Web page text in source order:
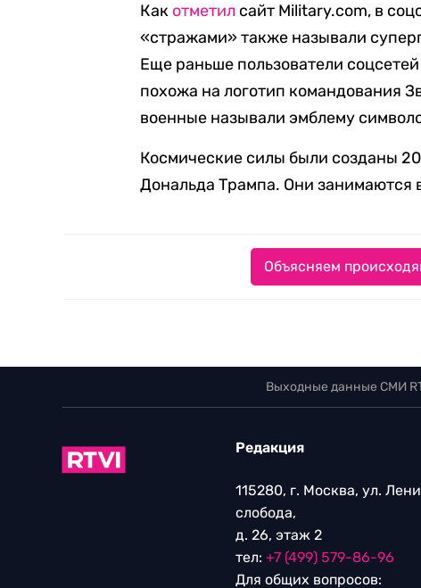
Как отметил сайт Military.com, в
«стражами» также называли
Еще раньше пользователи
похожа на логотип командования
военные называли эмблему
Космические силы были созданы
Дональда Трампа. Они занимаются
Объясняем
Выходные данные СМИ
Редакция
115280, г. Москва, ул.
слобода,
д. 26, этаж 2
тел: +7 (499) 579-86-96
Для общих вопросов: